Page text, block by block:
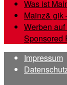
Was ist
Mainz& gik
Werben
Sponsored
Impressum